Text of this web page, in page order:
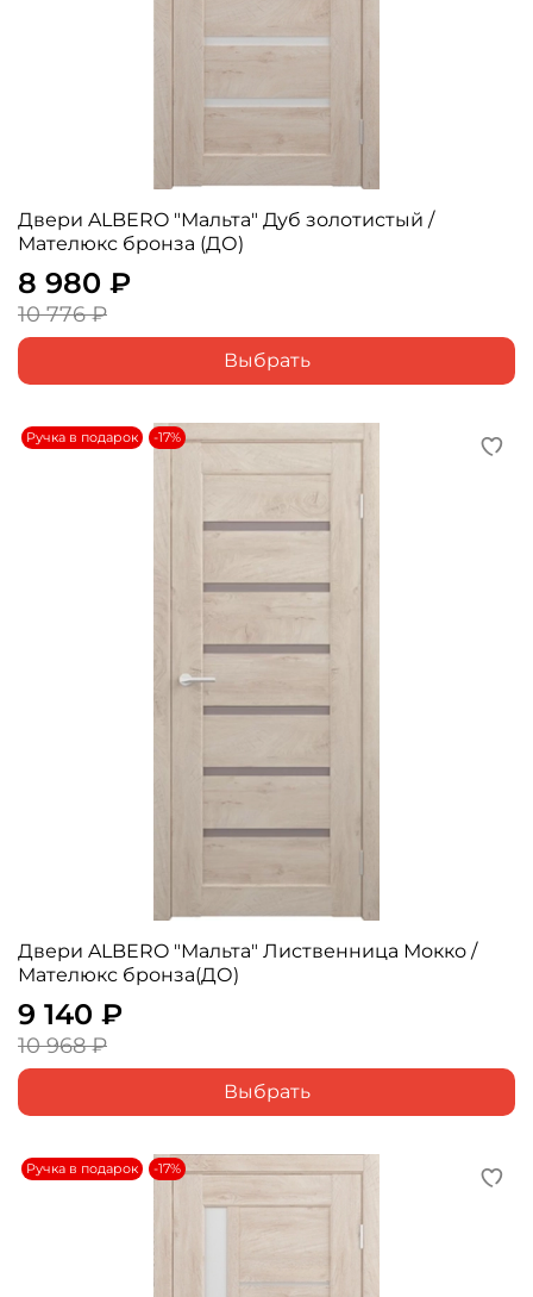
Двери ALBERO "Мальта" Дуб золотистый /
Мателюкс бронза (ДО)
8 980 ₽
10 776 ₽
Выбрать
Ручка в подарок -17%
Двери ALBERO "Мальта" Лиственница Мокко /
Мателюкс бронза(ДО)
9 140 ₽
10 968 ₽
Выбрать
Ручка в подарок -17%